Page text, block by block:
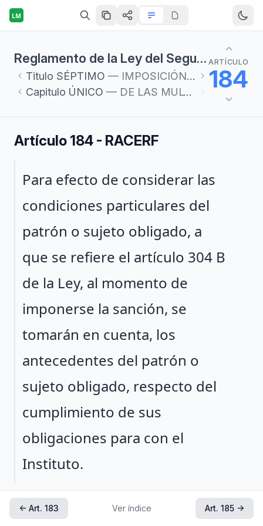
LM
Reglamento de la Ley del Seguro Social en materia de Afiliación, Clasificación de Empresas, Recaudación y Fiscalización
Titulo SÉPTIMO — IMPOSICIÓN DE MULTAS
Capitulo ÚNICO — DE LAS MULTAS
ARTÍCULO
184
Artículo 184 - RACERF
Párrafo 1
Para efecto de considerar las
condiciones particulares del
patrón o sujeto obligado, a
que se refiere el artículo 304 B
de la Ley, al momento de
imponerse la sanción, se
tomarán en cuenta, los
antecedentes del patrón o
sujeto obligado, respecto del
cumplimiento de sus
obligaciones para con el
Instituto.
← Art. 183 Ver índice Art. 185 →